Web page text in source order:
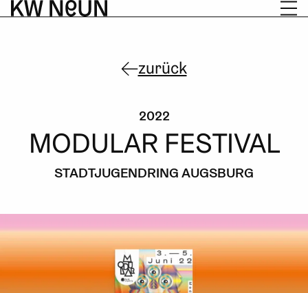
Zum
Inhalt
Skip
to
zurück
2022
MODULAR FESTIVAL
STADTJUGENDRING AUGSBURG